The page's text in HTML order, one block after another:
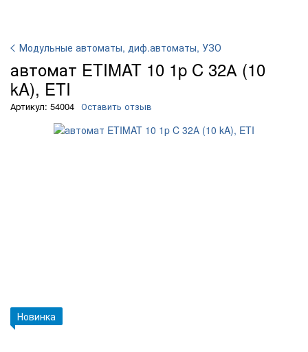
Модульные автоматы, диф.автоматы, УЗО
автомат ETIMAT 10 1p C 32А (10
kA), ETI
Артикул: 54004 Оставить отзыв
Новинка